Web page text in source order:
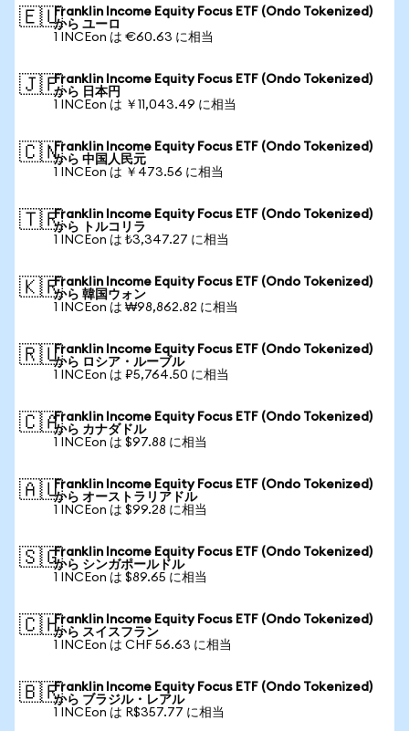
🇪🇺Franklin Income Equity Focus ETF (Ondo Tokenized)
から ユーロ
1 INCEon は €60.63 に相当
🇯🇵Franklin Income Equity Focus ETF (Ondo Tokenized)
から 日本円
1 INCEon は ￥11,043.49 に相当
🇨🇳Franklin Income Equity Focus ETF (Ondo Tokenized)
から 中国人民元
1 INCEon は ￥473.56 に相当
🇹🇷Franklin Income Equity Focus ETF (Ondo Tokenized)
から トルコリラ
1 INCEon は ₺3,347.27 に相当
🇰🇷Franklin Income Equity Focus ETF (Ondo Tokenized)
から 韓国ウォン
1 INCEon は ₩98,862.82 に相当
🇷🇺Franklin Income Equity Focus ETF (Ondo Tokenized)
から ロシア・ルーブル
1 INCEon は ₽5,764.50 に相当
🇨🇦Franklin Income Equity Focus ETF (Ondo Tokenized)
から カナダドル
1 INCEon は $97.88 に相当
🇦🇺Franklin Income Equity Focus ETF (Ondo Tokenized)
から オーストラリアドル
1 INCEon は $99.28 に相当
🇸🇬Franklin Income Equity Focus ETF (Ondo Tokenized)
から シンガポールドル
1 INCEon は $89.65 に相当
🇨🇭Franklin Income Equity Focus ETF (Ondo Tokenized)
から スイスフラン
1 INCEon は CHF 56.63 に相当
🇧🇷Franklin Income Equity Focus ETF (Ondo Tokenized)
から ブラジル・レアル
1 INCEon は R$357.77 に相当